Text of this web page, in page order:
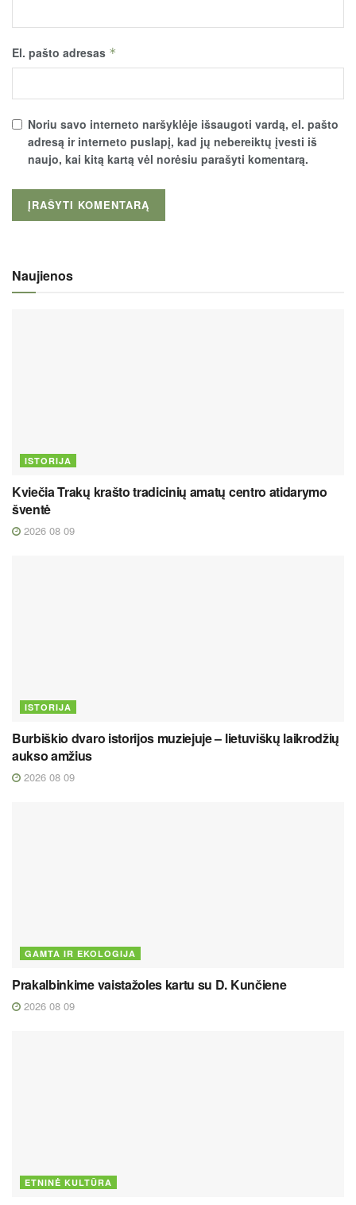
El. pašto adresas *
Noriu savo interneto naršyklėje išsaugoti vardą, el. pašto
adresą ir interneto puslapį, kad jų nebereiktų įvesti iš
naujo, kai kitą kartą vėl norėsiu parašyti komentarą.
Naujienos
ISTORIJA
Kviečia Trakų krašto tradicinių amatų centro atidarymo
šventė
2026 08 09
ISTORIJA
Burbiškio dvaro istorijos muziejuje – lietuviškų laikrodžių
aukso amžius
2026 08 09
GAMTA IR EKOLOGIJA
Prakalbinkime vaistažoles kartu su D. Kunčiene
2026 08 09
ETNINĖ KULTŪRA